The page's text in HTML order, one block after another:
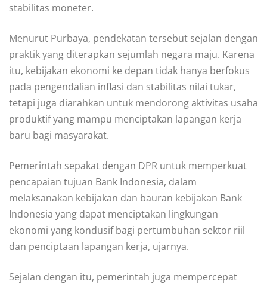
stabilitas moneter.
Menurut Purbaya, pendekatan tersebut sejalan dengan
praktik yang diterapkan sejumlah negara maju. Karena
itu, kebijakan ekonomi ke depan tidak hanya berfokus
pada pengendalian inflasi dan stabilitas nilai tukar,
tetapi juga diarahkan untuk mendorong aktivitas usaha
produktif yang mampu menciptakan lapangan kerja
baru bagi masyarakat.
Pemerintah sepakat dengan DPR untuk memperkuat
pencapaian tujuan Bank Indonesia, dalam
melaksanakan kebijakan dan bauran kebijakan Bank
Indonesia yang dapat menciptakan lingkungan
ekonomi yang kondusif bagi pertumbuhan sektor riil
dan penciptaan lapangan kerja, ujarnya.
Sejalan dengan itu, pemerintah juga mempercepat